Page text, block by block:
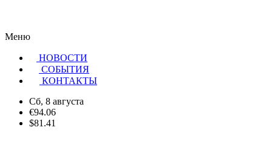
Меню
НОВОСТИ
CОБЫТИЯ
КОНТАКТЫ
Сб, 8 августа
€94.06
$81.41